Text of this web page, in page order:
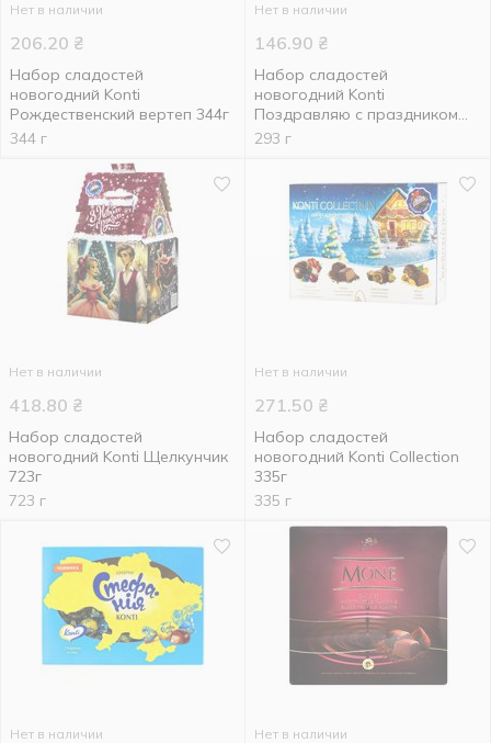
Нет в наличии
206.20 ₴
Набор сладостей
новогодний Konti
Рождественский вертеп 344г
344 г
Нет в наличии
146.90 ₴
Набор сладостей
новогодний Konti
Поздравляю с праздником
293г
293 г
Нет в наличии
418.80 ₴
Набор сладостей
новогодний Konti Щелкунчик
723г
723 г
Нет в наличии
271.50 ₴
Набор сладостей
новогодний Konti Collection
335г
335 г
Нет в наличии Нет в наличии